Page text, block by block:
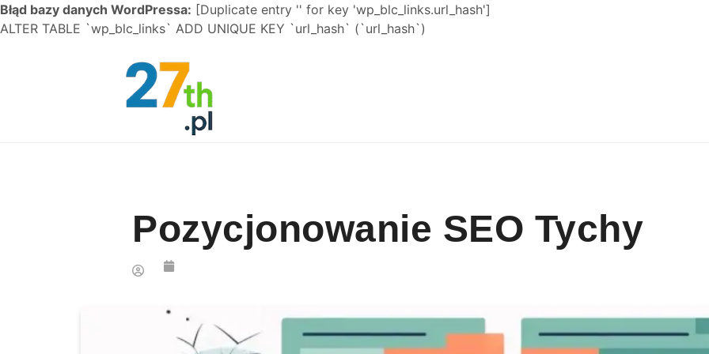
Błąd bazy danych WordPressa: [Duplicate entry '' for key 'wp_blc_links.url_hash']
ALTER TABLE `wp_blc_links` ADD UNIQUE KEY `url_hash` (`url_hash`)
Pozycjonowanie SEO Tychy